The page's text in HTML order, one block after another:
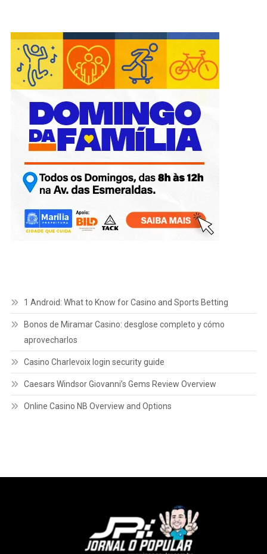
1 Android: What to Know for Casino and Sports Betting
Bonos de Miramar Casino: desglose completo y cómo
aprovecharlos
Casino Charlevoix login security guide
Caesars Windsor Giovanni’s Gems Review Overview
Online Casino NB Overview and Options